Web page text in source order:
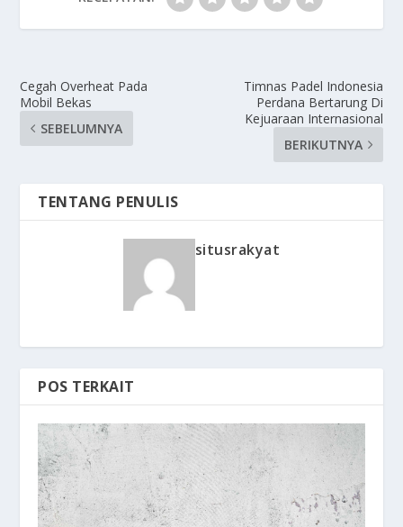
Cegah Overheat Pada
Mobil Bekas
SEBELUMNYA
Timnas Padel Indonesia
Perdana Bertarung Di
Kejuaraan Internasional
BERIKUTNYA
TENTANG PENULIS
situsrakyat
POS TERKAIT